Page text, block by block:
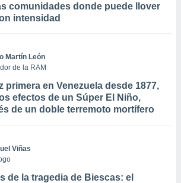
comunidades donde puede llover
intensidad
Martín León
de la RAM
primera en Venezuela desde 1877,
efectos de un Súper El Niño,
de un doble terremoto mortífero
Viñas
de la tragedia de Biescas: el